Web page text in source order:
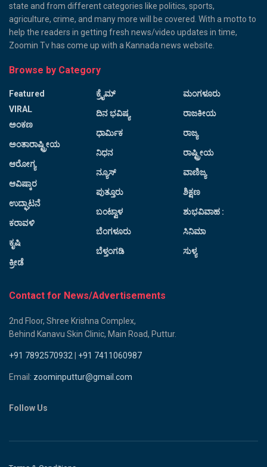
state and from different categories like politics, sports,
agriculture, crime, and many more will be covered. With a motto to
help the readers in getting fresh news/video updates in time,
Zoomin Tv has come up with a Kannada news website.
Browse by Category
Featured
VIRAL
ಅಂಕಣ
ಅಂತಾರಾಷ್ಟ್ರೀಯ
ಆರೋಗ್ಯ
ಆವಿಷ್ಕಾರ
ಉದ್ಘಾಟನೆ
ಕರಾವಳಿ
ಕೃಷಿ
ಕ್ರೀಡೆ
ಕ್ರೈಮ್
ದಿನ ಭವಿಷ್ಯ
ಧಾರ್ಮಿಕ
ನಿಧನ
ನ್ಯೂಸ್
ಪುತ್ತೂರು
ಬಂಟ್ವಾಳ
ಬೆಂಗಳೂರು
ಬೆಳ್ತಂಗಡಿ
ಮಂಗಳೂರು
ರಾಜಕೀಯ
ರಾಜ್ಯ
ರಾಷ್ಟ್ರೀಯ
ವಾಣಿಜ್ಯ
ಶಿಕ್ಷಣ
ಶುಭವಿವಾಹ :
ಸಿನಿಮಾ
ಸುಳ್ಯ
Contact for News/Advertisements
2nd Floor, Shree Krishna Complex,
Behind Kanavu Skin Clinic, Main Road, Puttur.
+91 7892570932 | +91 7411060987
Email: zoominputtur@gmail.com
Follow Us